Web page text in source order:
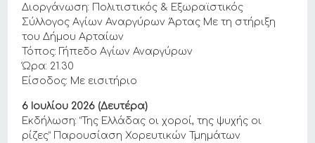
Διοργάνωση: Πολιτιστικός & Εξωραϊστικός
Σύλλογος Αγίων Αναργύρων Άρτας Με τη στήριξη
του Δήμου Αρταίων
Τόπος: Γήπεδο Αγίων Αναργύρων
Ώρα: 21.30
Είσοδος: Με εισιτήριο
6 Ιουλίου 2026 (Δευτέρα)
Εκδήλωση: “Της Ελλάδας οι χοροί, της ψυχής οι
ρίζες” Παρουσίαση Χορευτικών Τμημάτων